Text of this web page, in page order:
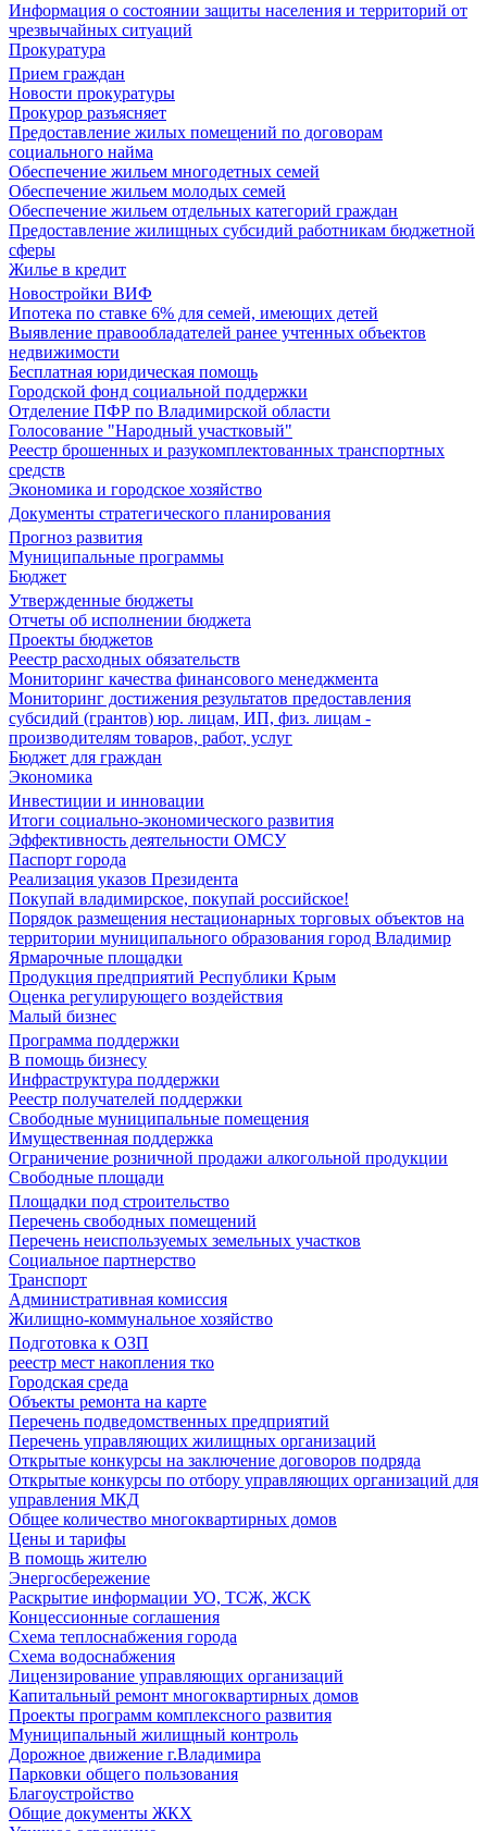
Информация о состоянии защиты населения и территорий от
чрезвычайных ситуаций
Прокуратура
Прием граждан
Новости прокуратуры
Прокурор разъясняет
Предоставление жилых помещений по договорам
социального найма
Обеспечение жильем многодетных семей
Обеспечение жильем молодых семей
Обеспечение жильем отдельных категорий граждан
Предоставление жилищных субсидий работникам бюджетной
сферы
Жилье в кредит
Новостройки ВИФ
Ипотека по ставке 6% для семей, имеющих детей
Выявление правообладателей ранее учтенных объектов
недвижимости
Бесплатная юридическая помощь
Городской фонд социальной поддержки
Отделение ПФР по Владимирской области
Голосование "Народный участковый"
Реестр брошенных и разукомплектованных транспортных
средств
Экономика и городское хозяйство
Документы стратегического планирования
Прогноз развития
Муниципальные программы
Бюджет
Утвержденные бюджеты
Отчеты об исполнении бюджета
Проекты бюджетов
Реестр расходных обязательств
Мониторинг качества финансового менеджмента
Мониторинг достижения результатов предоставления
субсидий (грантов) юр. лицам, ИП, физ. лицам -
производителям товаров, работ, услуг
Бюджет для граждан
Экономика
Инвестиции и инновации
Итоги социально-экономического развития
Эффективность деятельности ОМСУ
Паспорт города
Реализация указов Президента
Покупай владимирское, покупай российское!
Порядок размещения нестационарных торговых объектов на
территории муниципального образования город Владимир
Ярмарочные площадки
Продукция предприятий Республики Крым
Оценка регулирующего воздействия
Малый бизнес
Программа поддержки
В помощь бизнесу
Инфраструктура поддержки
Реестр получателей поддержки
Свободные муниципальные помещения
Имущественная поддержка
Ограничение розничной продажи алкогольной продукции
Свободные площади
Площадки под строительство
Перечень свободных помещений
Перечень неиспользуемых земельных участков
Социальное партнерство
Транспорт
Административная комиссия
Жилищно-коммунальное хозяйство
Подготовка к ОЗП
реестр мест накопления тко
Городская среда
Объекты ремонта на карте
Перечень подведомственных предприятий
Перечень управляющих жилищных организаций
Открытые конкурсы на заключение договоров подряда
Открытые конкурсы по отбору управляющих организаций для
управления МКД
Общее количество многоквартирных домов
Цены и тарифы
В помощь жителю
Энергосбережение
Раскрытие информации УО, ТСЖ, ЖСК
Концессионные соглашения
Схема теплоснабжения города
Схема водоснабжения
Лицензирование управляющих организаций
Капитальный ремонт многоквартирных домов
Проекты программ комплексного развития
Муниципальный жилищный контроль
Дорожное движение г.Владимира
Парковки общего пользования
Благоустройство
Общие документы ЖКХ